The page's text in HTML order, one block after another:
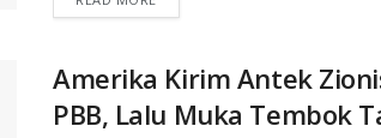
Amerika Kirim Antek
PBB, Lalu Muka Tembok